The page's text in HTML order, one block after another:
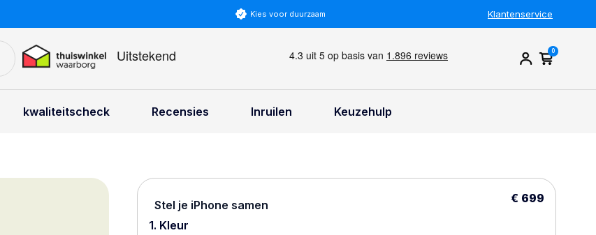
Kies voor duurzaam Klantenservice
0
kwaliteitscheck Recensies Inruilen Keuzehulp
Stel je iPhone samen
€ 699
1. Kleur